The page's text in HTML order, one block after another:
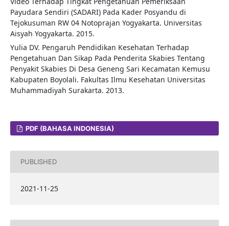
Payudara Sendiri (SADARI) Pada Kader Posyandu di
Tejokusuman RW 04 Notoprajan Yogyakarta. Universitas
Aisyah Yogyakarta. 2015.
Yulia DV. Pengaruh Pendidikan Kesehatan Terhadap
Pengetahuan Dan Sikap Pada Penderita Skabies Tentang
Penyakit Skabies Di Desa Geneng Sari Kecamatan Kemusu
Kabupaten Boyolali. Fakultas Ilmu Kesehatan Universitas
Muhammadiyah Surakarta. 2013.
PDF (BAHASA INDONESIA)
PUBLISHED
2021-11-25